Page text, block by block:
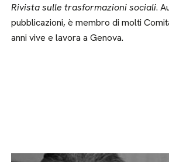
Rivista sulle trasformazioni sociali.
pubblicazioni, è membro di molti
anni vive e lavora a Genova.